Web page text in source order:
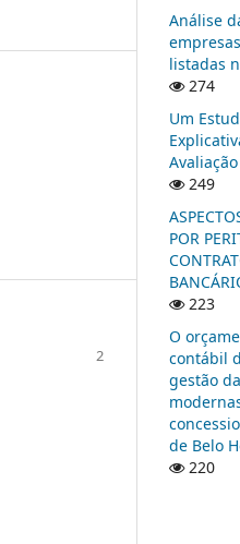
2
Análise
listadas
274
Um
249
POR
223
O
contábil
gestão
de Belo
220